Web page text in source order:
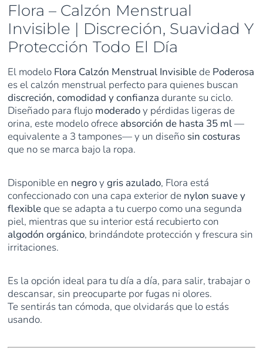
Flora – Calzón Menstrual
Invisible | Discreción, Suavidad Y
Protección Todo El Día
El modelo Flora Calzón Menstrual Invisiblede Poderosa
es el calzón menstrual perfecto para quienes buscan
discreción, comodidad y confianza durante su ciclo.
Diseñado para flujo moderadoy pérdidas ligeras de
orina, este modelo ofrece absorción de hasta 35 ml—
equivalente a 3 tampones— y un diseño sin costuras
que no se marca bajo la ropa.
Disponible en negroygris azulado, Flora está
confeccionado con una capa exterior de nylon suave y
flexibleque se adapta a tu cuerpo como una segunda
piel, mientras que su interior está recubierto con
algodón orgánico, brindándote protección y frescura sin
irritaciones.
Es la opción ideal para tu día a día, para salir, trabajar o
descansar, sin preocuparte por fugas ni olores.
Te sentirás tan cómoda, que olvidarás que lo estás
usando.